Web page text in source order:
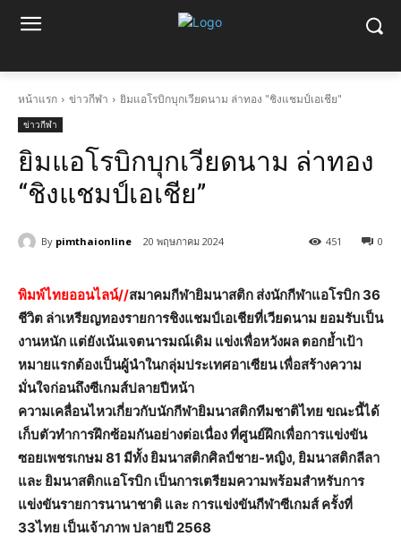
หน้าแรก ข่าวกีฬา ยิมแอโรบิกบุกเวียดนาม ล่าทอง "ชิงแชมป์เอเชีย"
ข่าวกีฬา
ยิมแอโรบิกบุกเวียดนาม ล่าทอง
“ชิงแชมป์เอเชีย”
By pimthaionline 20 พฤษภาคม 2024 0
451
พิมพ์ไทยออนไลน์//สมาคมกีฬายิมนาสติก ส่งนักกีฬาแอโรบิก 36
ชีวิต ล่าเหรียญทองรายการชิงแชมป์เอเชียที่เวียดนาม ยอมรับเป็น
งานหนัก แต่ยังเน้นเจตนารมณ์เดิม แข่งเพื่อหวังผล ตอกย้ำเป้า
หมายแรกต้องเป็นผู้นำในกลุ่มประเทศอาเซียน เพื่อสร้างความ
มั่นใจก่อนถึงซีเกมส์ปลายปีหน้า
ความเคลื่อนไหวเกี่ยวกับนักกีฬายิมนาสติกทีมชาติไทย ขณะนี้ได้
เก็บตัวทำการฝึกซ้อมกันอย่างต่อเนื่อง ที่ศูนย์ฝึกเพื่อการแข่งขัน
ซอยเพชรเกษม 81 มีทั้ง ยิมนาสติกศิลป์ชาย-หญิง, ยิมนาสติกลีลา
และ ยิมนาสติกแอโรบิก เป็นการเตรียมความพร้อมสำหรับการ
แข่งขันรายการนานาชาติ และ การแข่งขันกีฬาซีเกมส์ ครั้งที่
33ไทย เป็นเจ้าภาพ ปลายปี 2568